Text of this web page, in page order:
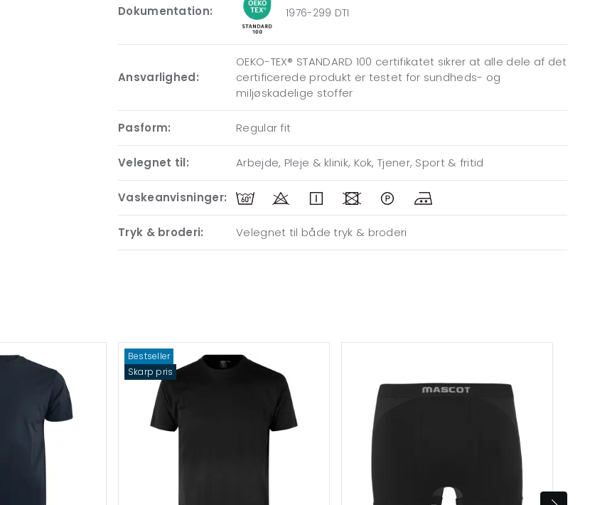
Dokumentation: 1976-299 DTI
Ansvarlighed:
OEKO-TEX® STANDARD 100 certifikatet sikrer at alle dele af det
certificerede produkt er testet for sundheds- og
miljøskadelige stoffer
Pasform: Regular fit
Velegnet til: Arbejde, Pleje & klinik, Kok, Tjener, Sport & fritid
Vaskeanvisninger:
Tryk & broderi: Velegnet til både tryk & broderi
Bestseller
Skarp pris